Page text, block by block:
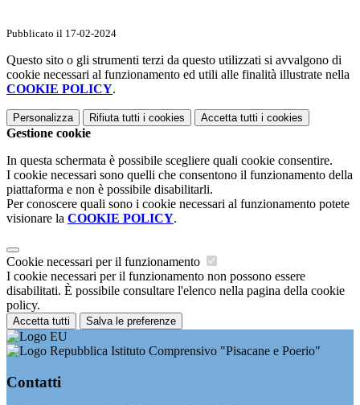
Pubblicato il 17-02-2024
Questo sito o gli strumenti terzi da questo utilizzati si avvalgono di
cookie necessari al funzionamento ed utili alle finalità illustrate nella
COOKIE POLICY.
Personalizza Rifiuta tutti i cookies Accetta tutti i cookies
Gestione cookie
In questa schermata è possibile scegliere quali cookie consentire.
I cookie necessari sono quelli che consentono il funzionamento della
piattaforma e non è possibile disabilitarli.
Per conoscere quali sono i cookie necessari al funzionamento potete
visionare la COOKIE POLICY.
Cookie necessari per il funzionamento
I cookie necessari per il funzionamento non possono essere
disabilitati. È possibile consultare l'elenco nella pagina della cookie
policy.
Accetta tutti Salva le preferenze
Istituto Comprensivo "Pisacane e Poerio"
Contatti